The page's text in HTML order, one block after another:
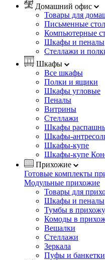
Домашний офис
Товары для
Письменные
Компьютерные
Шкафы и пеналы
Стеллажи и
Шкафы
Все шкафы
Полки и ящики
Шкафы угловые
Пеналы
Витрины
Стеллажи
Шкафы
Шкафы-
Шкафы-купе
Шкафы-купе
Прихожие
Готовые комплекты
Модульные прихожие
Товары для
Шкафы и пеналы
Тумбы в
Комоды в
Вешалки
Стеллажи
Зеркала
Пуфы и банкетки